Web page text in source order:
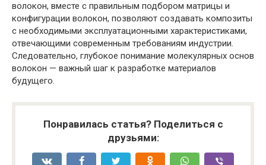
волокон, вместе с правильным подбором матрицы и
конфигурации волокон, позволяют создавать композиты
с необходимыми эксплуатационными характеристиками,
отвечающими современным требованиям индустрии.
Следовательно, глубокое понимание молекулярных основ
волокон — важный шаг к разработке материалов
будущего.
Понравилась статья? Поделиться с
друзьями: